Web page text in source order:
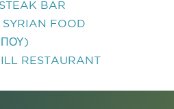
BAR
FOOD
RESTAURANT